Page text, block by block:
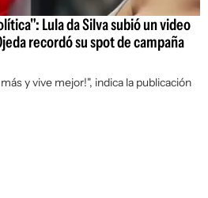
Lula da Silva subió un video
recordó su spot de campaña
y vive mejor!", indica la publicación